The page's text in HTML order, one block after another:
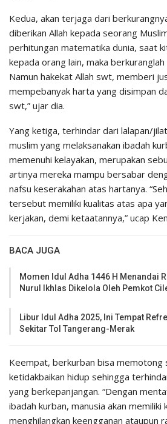
Kedua, akan terjaga dari
diberikan Allah kepada seorang
perhitungan matematika dunia, saat
kepada orang lain, maka
Namun hakekat Allah swt, memberi
mempebanyak harta yang disimpan
swt,” ujar dia.
Yang ketiga, terhindar dari lalapan/
muslim yang melaksanakan ibadah
memenuhi kelayakan, merupakan
artinya mereka mampu bersabar
nafsu keserakahan atas hartanya.
tersebut memiliki kualitas atas apa
kerjakan, demi ketaatannya,” ucap
BACA JUGA
Momen Idul Adha 1446 H Menandai
Nurul Ikhlas Dikelola Oleh Pemkot
Libur Idul Adha 2025, Ini Tempat
Sekitar Tol Tangerang-Merak
Keempat, berkurban bisa memotong
ketidakbaikan hidup sehingga
yang berkepanjangan. “Dengan
ibadah kurban, manusia akan memiliki
menghilangkan keengganan ataupun